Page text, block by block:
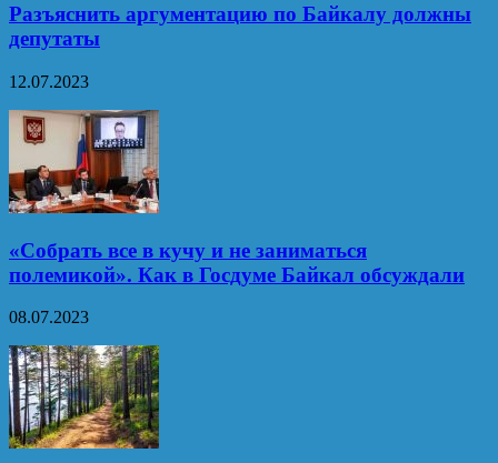
Разъяснить аргументацию по Байкалу должны
депутаты
12.07.2023
«Собрать все в кучу и не заниматься
полемикой». Как в Госдуме Байкал обсуждали
08.07.2023